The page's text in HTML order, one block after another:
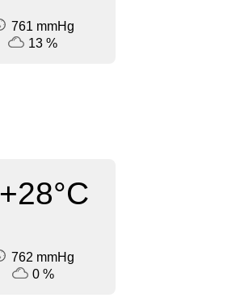
761 mmHg
13 %
+28°C
762 mmHg
0 %